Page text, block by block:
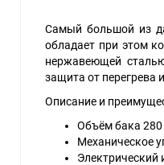
Самый большой из
обладает при этом
нержавеющей
защита от перегрева
Описание и
Объём бака 280
Механическое
Электрический